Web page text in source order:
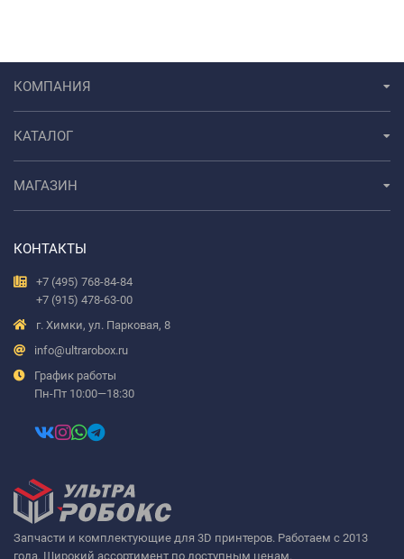
Запчасти и комплектующие для 3D принтеров. Работаем с 2013
года. Широкий ассортимент по доступным ценам.
КОМПАНИЯ
КАТАЛОГ
МАГАЗИН
КОНТАКТЫ
+7 (495) 768-84-84
+7 (915) 478-63-00
г. Химки, ул. Парковая, 8
info@ultrarobox.ru
График работы
Пн-Пт 10:00—18:30